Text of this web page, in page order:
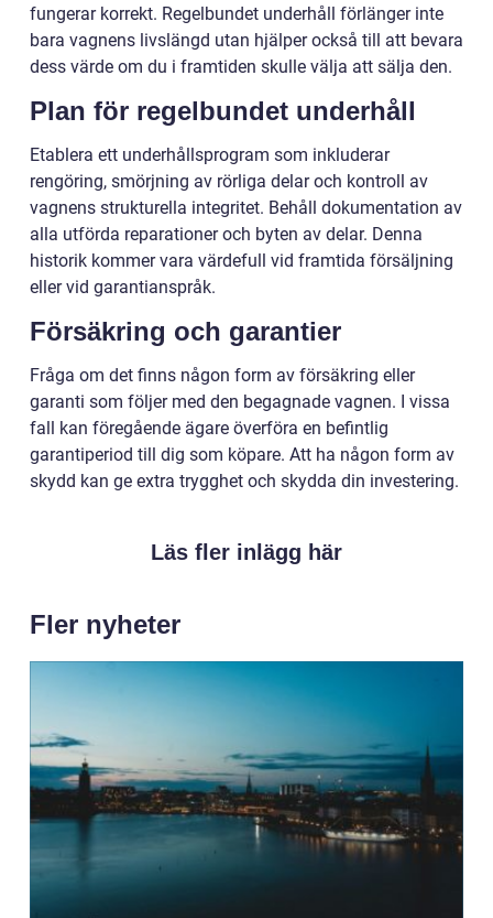
fungerar korrekt. Regelbundet underhåll förlänger inte
bara vagnens livslängd utan hjälper också till att bevara
dess värde om du i framtiden skulle välja att sälja den.
Plan för regelbundet underhåll
Etablera ett underhållsprogram som inkluderar
rengöring, smörjning av rörliga delar och kontroll av
vagnens strukturella integritet. Behåll dokumentation av
alla utförda reparationer och byten av delar. Denna
historik kommer vara värdefull vid framtida försäljning
eller vid garantianspråk.
Försäkring och garantier
Fråga om det finns någon form av försäkring eller
garanti som följer med den begagnade vagnen. I vissa
fall kan föregående ägare överföra en befintlig
garantiperiod till dig som köpare. Att ha någon form av
skydd kan ge extra trygghet och skydda din investering.
Läs fler inlägg här
Fler nyheter